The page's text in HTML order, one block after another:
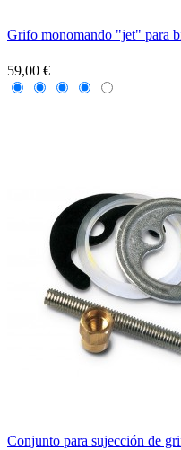
Grifo monomando "jet" para
59,00 €
Conjunto para sujección de